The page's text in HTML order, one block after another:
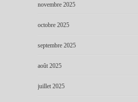
novembre 2025
octobre 2025
septembre 2025
août 2025
juillet 2025